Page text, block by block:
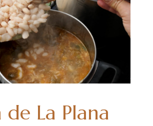
La Plana